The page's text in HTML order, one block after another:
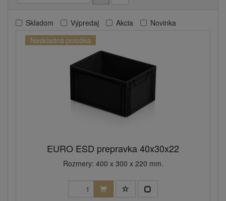
Skladom Výpredaj Akcia
Novinka
Neskladná položka
EURO ESD prepravka 40x30x22
Rozmery: 400 x 300 x 220 mm.